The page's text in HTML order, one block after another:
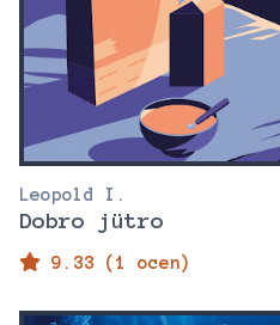
Leopold I.
Dobro jütro
9.33 (1 ocen)